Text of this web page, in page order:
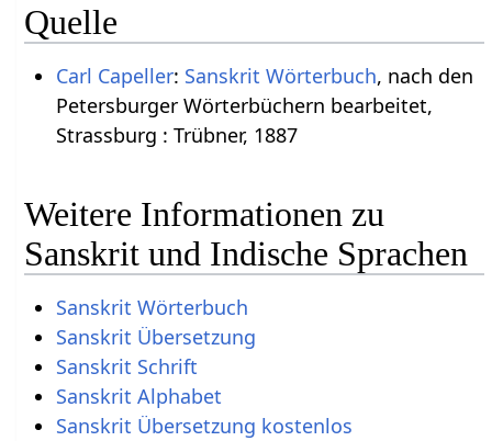
Quelle
Carl Capeller: Sanskrit Wörterbuch, nach den
Petersburger Wörterbüchern bearbeitet,
Strassburg : Trübner, 1887
Weitere Informationen zu
Sanskrit und Indische Sprachen
Sanskrit Wörterbuch
Sanskrit Übersetzung
Sanskrit Schrift
Sanskrit Alphabet
Sanskrit Übersetzung kostenlos